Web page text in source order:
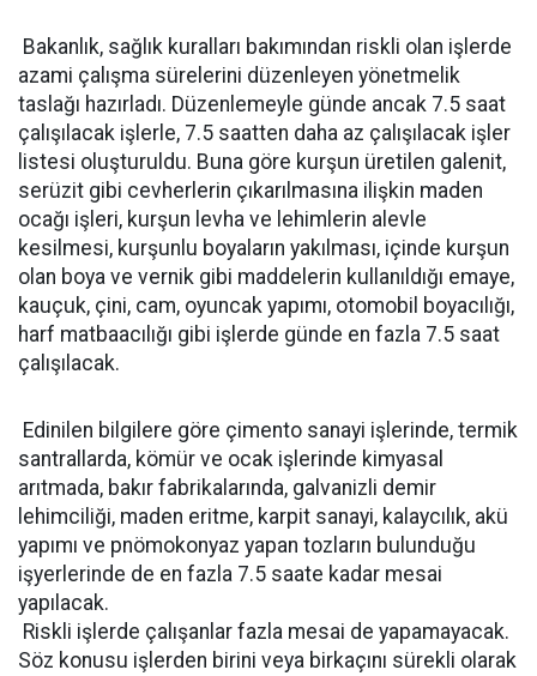
Bakanlık, sağlık kuralları bakımından riskli olan işlerde
azami çalışma sürelerini düzenleyen yönetmelik
taslağı hazırladı. Düzenlemeyle günde ancak 7.5 saat
çalışılacak işlerle, 7.5 saatten daha az çalışılacak işler
listesi oluşturuldu. Buna göre kurşun üretilen galenit,
serüzit gibi cevherlerin çıkarılmasına ilişkin maden
ocağı işleri, kurşun levha ve lehimlerin alevle
kesilmesi, kurşunlu boyaların yakılması, içinde kurşun
olan boya ve vernik gibi maddelerin kullanıldığı emaye,
kauçuk, çini, cam, oyuncak yapımı, otomobil boyacılığı,
harf matbaacılığı gibi işlerde günde en fazla 7.5 saat
çalışılacak.
Edinilen bilgilere göre çimento sanayi işlerinde, termik
santrallarda, kömür ve ocak işlerinde kimyasal
arıtmada, bakır fabrikalarında, galvanizli demir
lehimciliği, maden eritme, karpit sanayi, kalaycılık, akü
yapımı ve pnömokonyaz yapan tozların bulunduğu
işyerlerinde de en fazla 7.5 saate kadar mesai
yapılacak.
Riskli işlerde çalışanlar fazla mesai de yapamayacak.
Söz konusu işlerden birini veya birkaçını sürekli olarak